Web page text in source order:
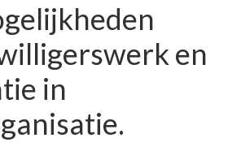
en
in